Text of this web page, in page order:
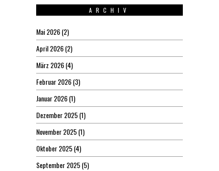
ARCHIV
Mai 2026(2)
April 2026(2)
März 2026(4)
Februar 2026(3)
Januar 2026(1)
Dezember 2025(1)
November 2025(1)
Oktober 2025(4)
September 2025(5)